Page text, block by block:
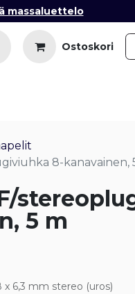
massaluettelo​
Ostoskori
8-kanavainen,
5 m
x 6,3 mm stereo (uros)